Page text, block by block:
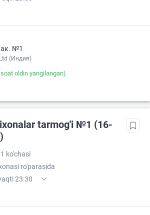
XX
№1
(Индия)
oldin yangilangan)
tarmog'i №1 (16-
ko'chasi
ro'parasida
23:30
XX